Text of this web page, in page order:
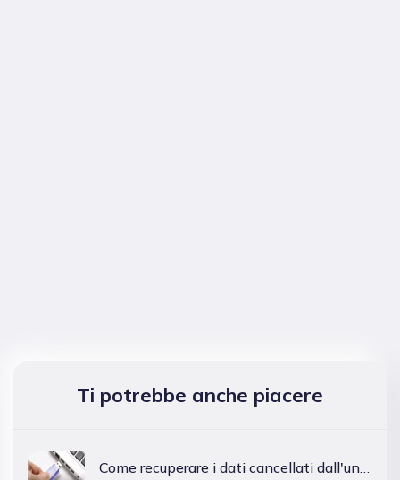
Ti potrebbe anche piacere
Come recuperare i dati cancellati dall'unità flash USB su Mac